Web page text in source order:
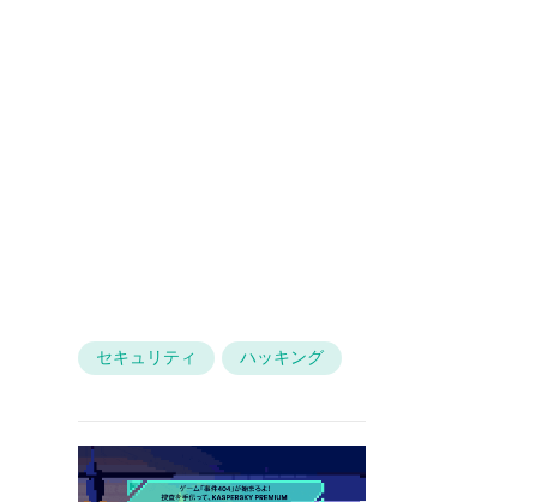
セキュリティ ハッキング